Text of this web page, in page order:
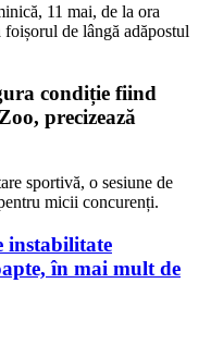
11 mai, de la ora
de lângă adăpostul
condiție fiind
precizează
sportivă, o sesiune de
micii concurenți.
instabilitate
în mai mult de